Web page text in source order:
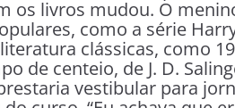
os livros mudou. O
como a série
clássicas, como
de centeio, de J. D.
vestibular para